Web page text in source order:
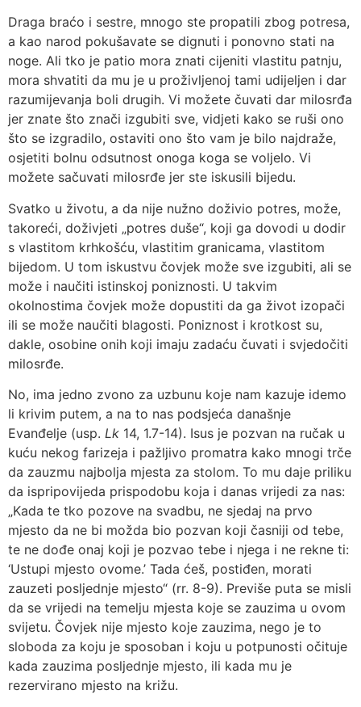
Draga braćo i sestre, mnogo ste propatili zbog potresa,
a kao narod pokušavate se dignuti i ponovno stati na
noge. Ali tko je patio mora znati cijeniti vlastitu patnju,
mora shvatiti da mu je u proživljenoj tami udijeljen i dar
razumijevanja boli drugih. Vi možete čuvati dar milosrđa
jer znate što znači izgubiti sve, vidjeti kako se ruši ono
što se izgradilo, ostaviti ono što vam je bilo najdraže,
osjetiti bolnu odsutnost onoga koga se voljelo. Vi
možete sačuvati milosrđe jer ste iskusili bijedu.
Svatko u životu, a da nije nužno doživio potres, može,
takoreći, doživjeti „potres duše“, koji ga dovodi u dodir
s vlastitom krhkošću, vlastitim granicama, vlastitom
bijedom. U tom iskustvu čovjek može sve izgubiti, ali se
može i naučiti istinskoj poniznosti. U takvim
okolnostima čovjek može dopustiti da ga život izopači
ili se može naučiti blagosti. Poniznost i krotkost su,
dakle, osobine onih koji imaju zadaću čuvati i svjedočiti
milosrđe.
No, ima jedno zvono za uzbunu koje nam kazuje idemo
li krivim putem, a na to nas podsjeća današnje
Evanđelje (usp. Lk 14, 1.7-14). Isus je pozvan na ručak u
kuću nekog farizeja i pažljivo promatra kako mnogi trče
da zauzmu najbolja mjesta za stolom. To mu daje priliku
da ispripovijeda prispodobu koja i danas vrijedi za nas:
„Kada te tko pozove na svadbu, ne sjedaj na prvo
mjesto da ne bi možda bio pozvan koji časniji od tebe,
te ne dođe onaj koji je pozvao tebe i njega i ne rekne ti:
‘Ustupi mjesto ovome.’ Tada ćeš, postiđen, morati
zauzeti posljednje mjesto“ (rr. 8-9). Previše puta se misli
da se vrijedi na temelju mjesta koje se zauzima u ovom
svijetu. Čovjek nije mjesto koje zauzima, nego je to
sloboda za koju je sposoban i koju u potpunosti očituje
kada zauzima posljednje mjesto, ili kada mu je
rezervirano mjesto na križu.